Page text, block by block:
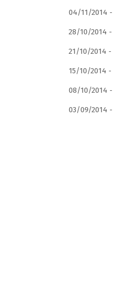
04/11/2014 -
28/10/2014 -
21/10/2014 -
15/10/2014 -
08/10/2014 -
03/09/2014 -